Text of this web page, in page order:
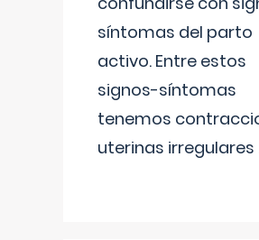
síntomas del parto
activo. Entre estos
signos-síntomas
tenemos
uterinas irregulares